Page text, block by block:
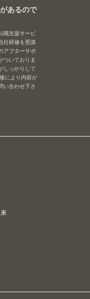
あるので
職支援サービ
社研修を受講
アフターサポ
ついておりま
しっかりして
により内容が
い合わせ下さ